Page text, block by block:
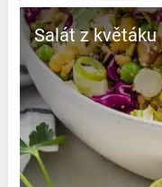
Salát z květáku